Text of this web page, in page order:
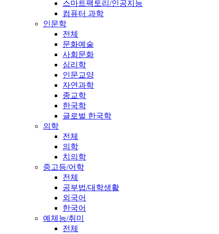
스마트팩토리/인공지능
컴퓨터 과학
인문학
전체
문화예술
사회문화
심리학
인문교양
자연과학
종교학
한국학
글로벌 한국학
의학
전체
의학
치의학
중고등/어학
전체
공부법/대학생활
외국어
한국어
예체능/취미
전체